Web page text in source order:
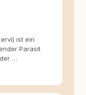
für
Entscheidungen –
beiden guttut.
ist ein
Parasit
…